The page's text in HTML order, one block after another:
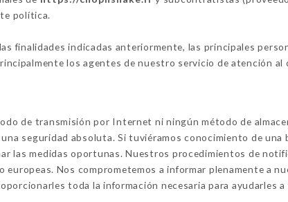
política.
finalidades indicadas anteriormente, las principales
los agentes de nuestro servicio de atención al
de transmisión por Internet ni ningún método de
seguridad absoluta. Si tuviéramos conocimiento de una
las medidas oportunas. Nuestros procedimientos de
Nos comprometemos a informar plenamente a
toda la información necesaria para ayudarles